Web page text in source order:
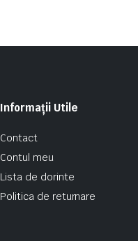
Informații Utile
Contact
Contul meu
Lista de dorinte
Politica de returnare